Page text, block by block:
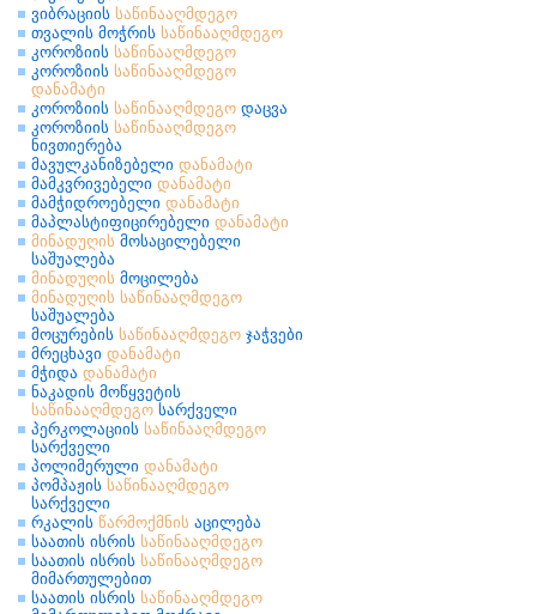
ვიბრაციის საწინააღმდეგო
თვალის მოჭრის საწინააღმდეგო
კოროზიის საწინააღმდეგო
კოროზიის საწინააღმდეგო
დანამატი
კოროზიის საწინააღმდეგო დაცვა
კოროზიის საწინააღმდეგო
ნივთიერება
მავულკანიზებელი დანამატი
მამკვრივებელი დანამატი
მამჭიდროებელი დანამატი
მაპლასტიფიცირებელი დანამატი
მინადუღის მოსაცილებელი
საშუალება
მინადუღის მოცილება
მინადუღის საწინააღმდეგო
საშუალება
მოცურების საწინააღმდეგო ჯაჭვები
მრეცხავი დანამატი
მჭიდა დანამატი
ნაკადის მოწყვეტის
საწინააღმდეგო სარქველი
პერკოლაციის საწინააღმდეგო
სარქველი
პოლიმერული დანამატი
პომპაჟის საწინააღმდეგო
სარქველი
რკალის წარმოქმნის აცილება
საათის ისრის საწინააღმდეგო
საათის ისრის საწინააღმდეგო
მიმართულებით
საათის ისრის საწინააღმდეგო